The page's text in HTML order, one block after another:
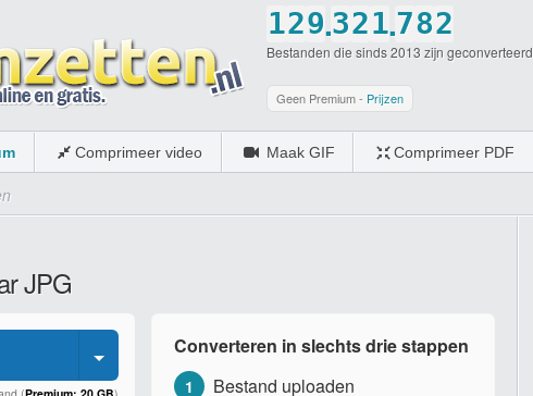
1
2
3
4
5
6
0
2
3
4
5
6
7
9
0
.3
4
5
6
7
8
2
3
4
5
6
7
1
2
3
4
5
6
0
.7
8
9
0
8
9
2
3
5
6
7
Bestanden die sinds 2013 zijn geconverteerd
Geen Premium - Prijzen
Comprimeer video Maak GIF Comprimeer PDF
JPG
Converteren in slechts drie stappen
1 Bestand uploaden